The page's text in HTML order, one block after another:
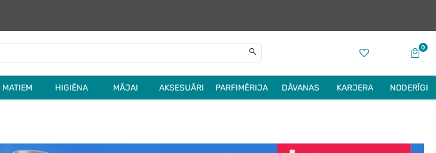
0
MATIEM HIGIĒNA MĀJAI AKSESUĀRI PARFIMĒRIJA DĀVANAS KARJERA NODERĪGI